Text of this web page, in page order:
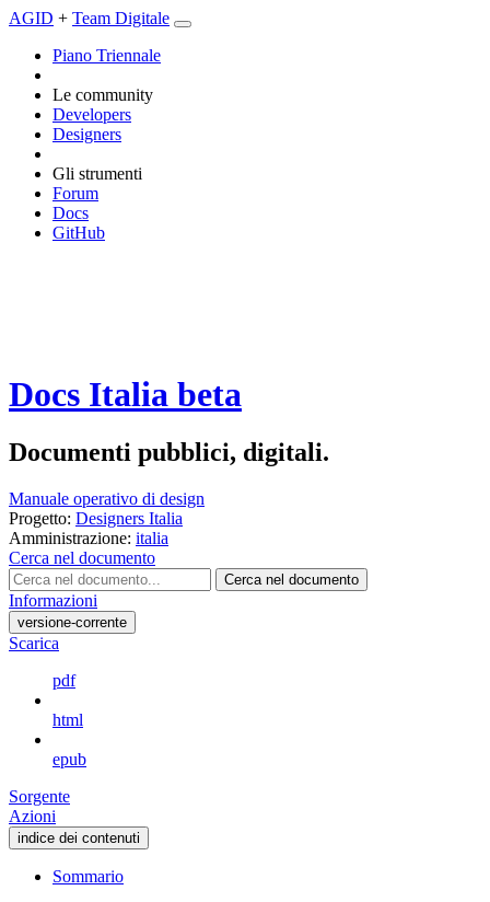
AGID + Team Digitale
Piano Triennale
Le community
Developers
Designers
Gli strumenti
Forum
Docs
GitHub
Docs Italia beta
Documenti pubblici, digitali.
Manuale operativo di design
Progetto: Designers Italia
Amministrazione: italia
Cerca nel documento
Cerca nel documento
Informazioni
versione-corrente
Scarica
pdf
html
epub
Sorgente
Azioni
indice dei contenuti
Sommario